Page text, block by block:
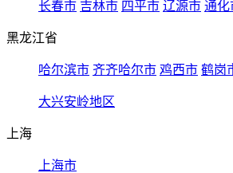
长春市 吉林市 四平市 辽源市 通化
黑龙江省
哈尔滨市 齐齐哈尔市 鸡西市 鹤岗
大兴安岭地区
上海
上海市